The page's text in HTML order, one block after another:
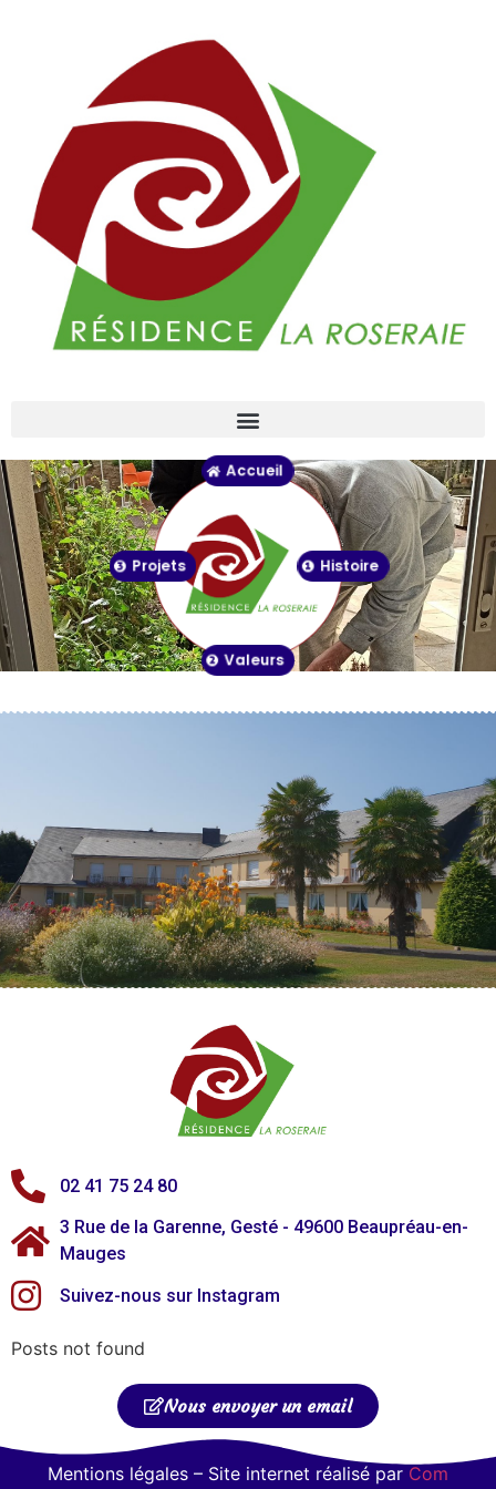
Histoire
Projets
Accueil
Valeurs
02 41 75 24 80
3 Rue de la Garenne, Gesté - 49600 Beaupréau-en-
Mauges
Suivez-nous sur Instagram
Posts not found
Nous envoyer un email
Mentions légales – Site internet réalisé par Com